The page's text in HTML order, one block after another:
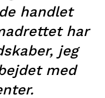
handlet
har
jeg
med